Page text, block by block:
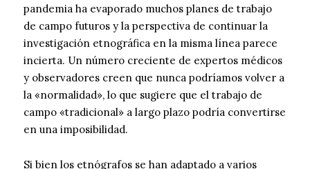
pandemia ha evaporado muchos planes de trabajo
de campo futuros y la perspectiva de continuar la
investigación etnográfica en la misma línea parece
incierta. Un número creciente de expertos médicos
y observadores creen que nunca podríamos volver a
la «normalidad», lo que sugiere que el trabajo de
campo «tradicional» a largo plazo podría convertirse
en una imposibilidad.
Si bien los etnógrafos se han adaptado a varios